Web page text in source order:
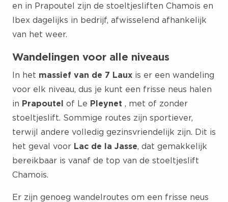
en in Prapoutel zijn de stoeltjesliften Chamois en
Ibex dagelijks in bedrijf, afwisselend afhankelijk
van het weer.
Wandelingen voor alle niveaus
In het massief van de 7 Laux is er een wandeling
voor elk niveau, dus je kunt een frisse neus halen
in Prapoutel of Le Pleynet , met of zonder
stoeltjeslift. Sommige routes zijn sportiever,
terwijl andere volledig gezinsvriendelijk zijn. Dit is
het geval voor Lac de la Jasse, dat gemakkelijk
bereikbaar is vanaf de top van de stoeltjeslift
Chamois.
Er zijn genoeg wandelroutes om een frisse neus